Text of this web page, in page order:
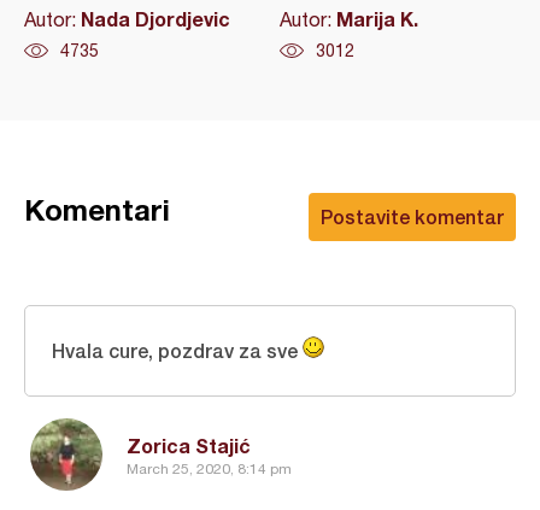
Autor: Nada Djordjevic
4735
Autor: Marija K.
3012
Postavite komentar
Komentari
Zorica Stajić
March 25, 2020, 8:14 pm
Hvala cure, pozdrav za sve